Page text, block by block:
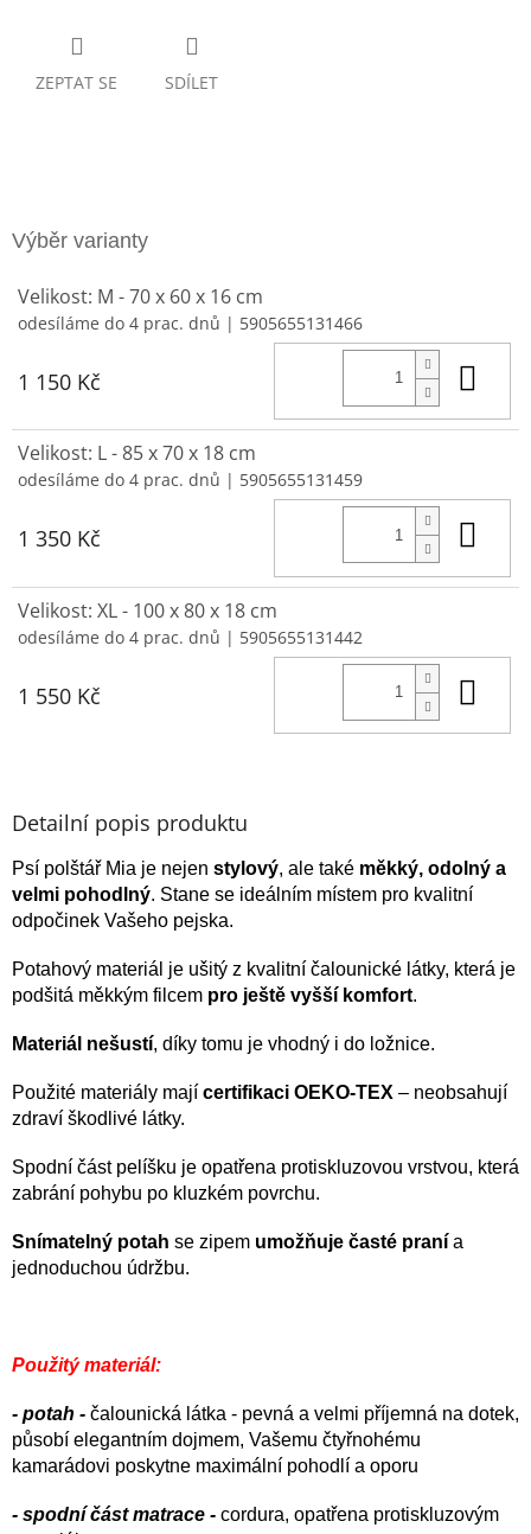
ZEPTAT SE SDÍLET
Velikost: M - 70 x 60 x 16 cm
odesíláme do 4 prac. dnů | 5905655131466
1 150 Kč
Velikost: L - 85 x 70 x 18 cm
odesíláme do 4 prac. dnů | 5905655131459
1 350 Kč
Velikost: XL - 100 x 80 x 18 cm
odesíláme do 4 prac. dnů | 5905655131442
1 550 Kč
Detailní popis produktu
Psí polštář Mia je nejen stylový, ale také měkký, odolný a
velmi pohodlný. Stane se ideálním místem pro kvalitní
odpočinek Vašeho pejska.
Potahový materiál je ušitý z kvalitní čalounické látky, která je
podšitá měkkým filcem pro ještě vyšší komfort.
Materiál nešustí, díky tomu je vhodný i do ložnice.
Použité materiály mají certifikaci OEKO-TEX – neobsahují
zdraví škodlivé látky.
Spodní část pelíšku je opatřena protiskluzovou vrstvou, která
zabrání pohybu po kluzkém povrchu.
Snímatelný potah se zipem umožňuje časté praní a
jednoduchou údržbu.
Použitý materiál:
- potah - čalounická látka - pevná a velmi příjemná na dotek,
působí elegantním dojmem, Vašemu čtyřnohému
kamarádovi poskytne maximální pohodlí a oporu
- spodní část matrace - cordura, opatřena protiskluzovým